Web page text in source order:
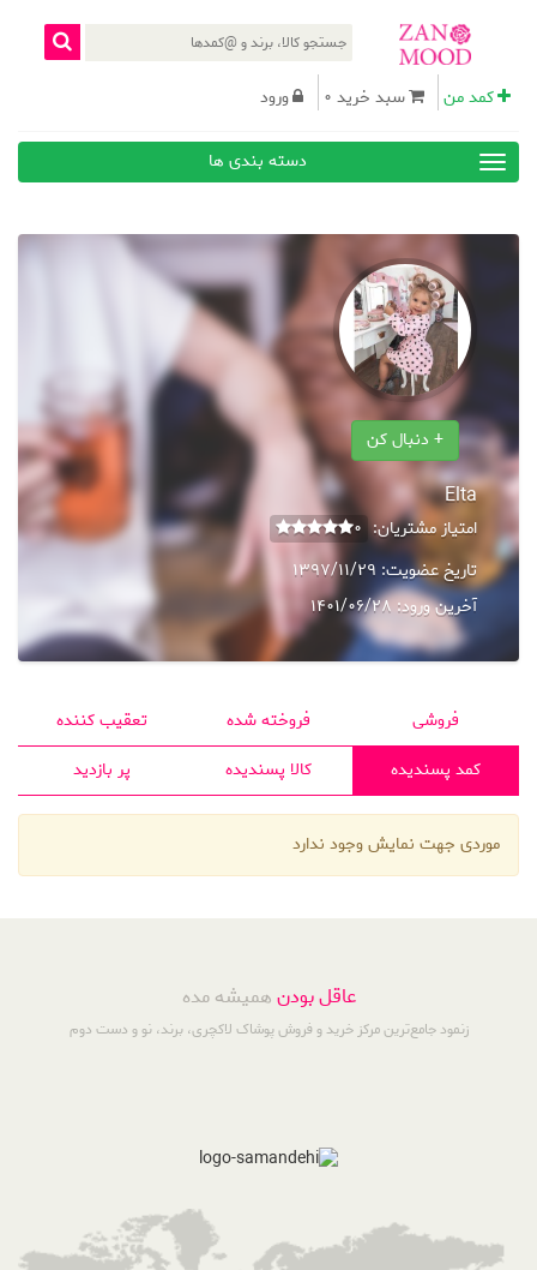
کمد من سبد خرید 0 ورود
دسته بندی ها
+ دنبال کن
Elta
امتیاز مشتریان: 0
تاریخ عضویت: 1397/11/29
آخرین ورود: 1401/06/28
فروشی فروخته شده
تعقیب کننده
کمد پسندیده
کالا پسندیده پر بازدید
موردی جهت نمایش وجود ندارد
عاقل بودنهمیشه مده
زنمود جامع‌ترین مرکز خرید و فروش پوشاک لاکچری، برند، نو و دست دوم